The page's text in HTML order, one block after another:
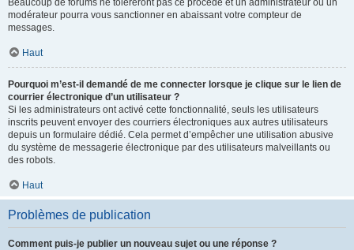
Beaucoup de forums ne toléreront pas ce procédé et un administrateur ou un
modérateur pourra vous sanctionner en abaissant votre compteur de
messages.
Haut
Pourquoi m’est-il demandé de me connecter lorsque je clique sur le lien de
courrier électronique d’un utilisateur ?
Si les administrateurs ont activé cette fonctionnalité, seuls les utilisateurs
inscrits peuvent envoyer des courriers électroniques aux autres utilisateurs
depuis un formulaire dédié. Cela permet d’empêcher une utilisation abusive
du système de messagerie électronique par des utilisateurs malveillants ou
des robots.
Haut
Problèmes de publication
Comment puis-je publier un nouveau sujet ou une réponse ?